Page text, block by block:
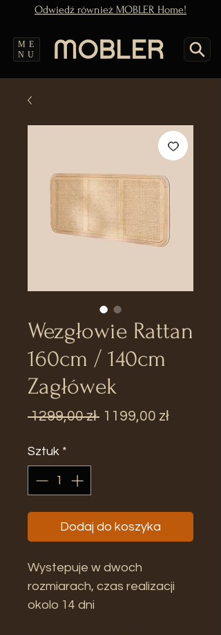
ME
NU
Odwiedź również MOBLER Home!
Wezgłowie Rattan
160cm / 140cm
Zagłówek
1299,00 zł Regularna
1199,00 złCena
Sztuk *
Dodaj do koszyka
Wystepuje w dwoch
rozmiarach, czas realizacji
okolo 14 dni